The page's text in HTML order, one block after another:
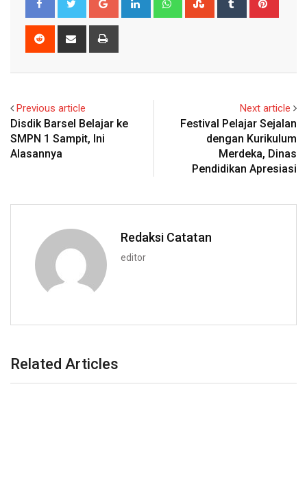
Reddit
Share
Previous article
Disdik Barsel Belajar ke
SMPN 1 Sampit, Ini
Alasannya
Next article
Festival Pelajar Sejalan
dengan Kurikulum
Merdeka, Dinas
Pendidikan Apresiasi
Redaksi Catatan
editor
Related Articles